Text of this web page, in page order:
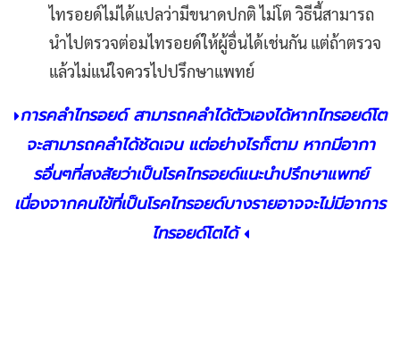
ไทรอยด์ไม่ได้แปลว่ามีขนาดปกติ ไม่โต วิธีนี้สามารถ
นำไปตรวจต่อมไทรอยด์ให้ผู้อื่นได้เช่นกัน แต่ถ้าตรวจ
แล้วไม่แน่ใจควรไปปรึกษาแพทย์
การคลำไทรอยด์ สามารถคลำได้ตัวเองได้หากไทรอยด์โต
จะสามารถคลำได้ชัดเจน แต่อย่างไรก็ตาม หากมีอากา
รอื่นๆที่สงสัยว่าเป็นโรคไทรอยด์แนะนำปรึกษาแพทย์
เนื่องจากคนไข้ที่เป็นโรคไทรอยด์บางรายอาจจะไม่มีอาการ
ไทรอยด์โตได้